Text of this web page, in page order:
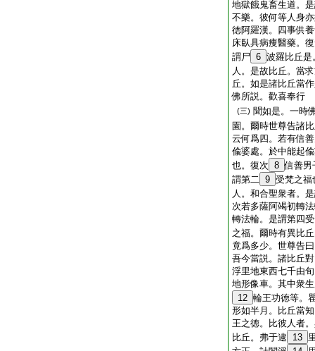
地獄餓鬼畜生道。
不樂。彼何等人身
徳阿羅漢。四事供
床臥具病痩醫藥。
謂尸 6 波羅比丘是
人。是故比丘。當
丘。如是諸比丘當
佛所説。歡喜奉行
(三) 聞如是。一時
園。爾時世尊告諸
云何爲四。若有信
偸婆處。於中能起
也。復次 8 信善男
謂第二 9 受梵之福
人。和合聖衆者。
次若多薩阿竭初轉
轉法輪。是謂第四
之福。爾時有異比
竟爲多少。世尊告
吾今當説。諸比丘
浮里地東西七千由
地形像車。其中衆
12 輪王功徳等。
形如半月。比丘當
王之徳。比彼人者
比丘。弗于逮
13